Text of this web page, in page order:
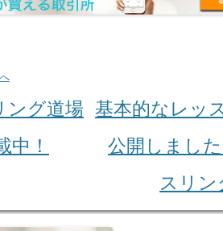
ング道場
中！
基本的なレッ
公開しまし
スリ